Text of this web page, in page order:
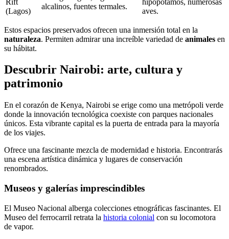
(Lagos)
alcalinos, fuentes termales.
aves.
Estos espacios preservados ofrecen una inmersión total en la
naturaleza. Permiten admirar una increíble variedad de animales en
su hábitat.
Descubrir Nairobi: arte, cultura y
patrimonio
En el corazón de Kenya, Nairobi se erige como una metrópoli verde
donde la innovación tecnológica coexiste con parques nacionales
únicos. Esta vibrante capital es la puerta de entrada para la mayoría
de los viajes.
Ofrece una fascinante mezcla de modernidad e historia. Encontrarás
una escena artística dinámica y lugares de conservación
renombrados.
Museos y galerías imprescindibles
El Museo Nacional alberga colecciones etnográficas fascinantes. El
Museo del ferrocarril retrata la historia colonial con su locomotora
de vapor.